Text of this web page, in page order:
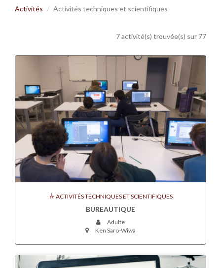
Activités Activités techniques et scientifiques
7 activité(s) trouvée(s) sur 77
ACTIVITÉS TECHNIQUES ET SCIENTIFIQUES
BUREAUTIQUE
Adulte
Ken Saro-Wiwa